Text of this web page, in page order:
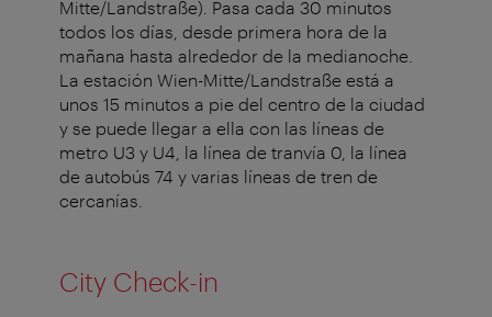
Mitte/Landstraße). Pasa cada 30 minutos
todos los días, desde primera hora de la
mañana hasta alrededor de la medianoche.
La estación Wien-Mitte/Landstraße está a
unos 15 minutos a pie del centro de la ciudad
y se puede llegar a ella con las líneas de
metro U3 y U4, la línea de tranvía 0, la línea
de autobús 74 y varias líneas de tren de
cercanías.
City Check-in